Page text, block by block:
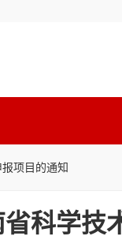
项目的通知
科学技